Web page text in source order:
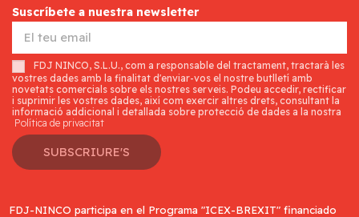
Suscríbete a nuestra newsletter
FDJ NINCO, S.L.U., com a responsable del tractament, tractarà les
vostres dades amb la finalitat d'enviar-vos el nostre butlletí amb
novetats comercials sobre els nostres serveis. Podeu accedir, rectificar
i suprimir les vostres dades, així com exercir altres drets, consultant la
informació addicional i detallada sobre protecció de dades a la nostra
Política de privacitat
SUBSCRIURE'S
FDJ-NINCO participa en el Programa "ICEX-BREXIT" financiado